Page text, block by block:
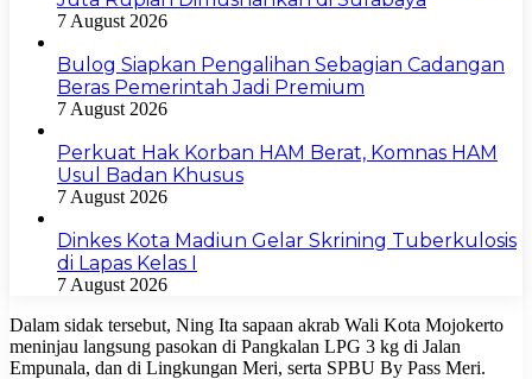
7 August 2026
Bulog Siapkan Pengalihan Sebagian Cadangan
Beras Pemerintah Jadi Premium
7 August 2026
Perkuat Hak Korban HAM Berat, Komnas HAM
Usul Badan Khusus
7 August 2026
Dinkes Kota Madiun Gelar Skrining Tuberkulosis
di Lapas Kelas I
7 August 2026
Dalam sidak tersebut, Ning Ita sapaan akrab Wali Kota Mojokerto
meninjau langsung pasokan di Pangkalan LPG 3 kg di Jalan
Empunala, dan di Lingkungan Meri, serta SPBU By Pass Meri.